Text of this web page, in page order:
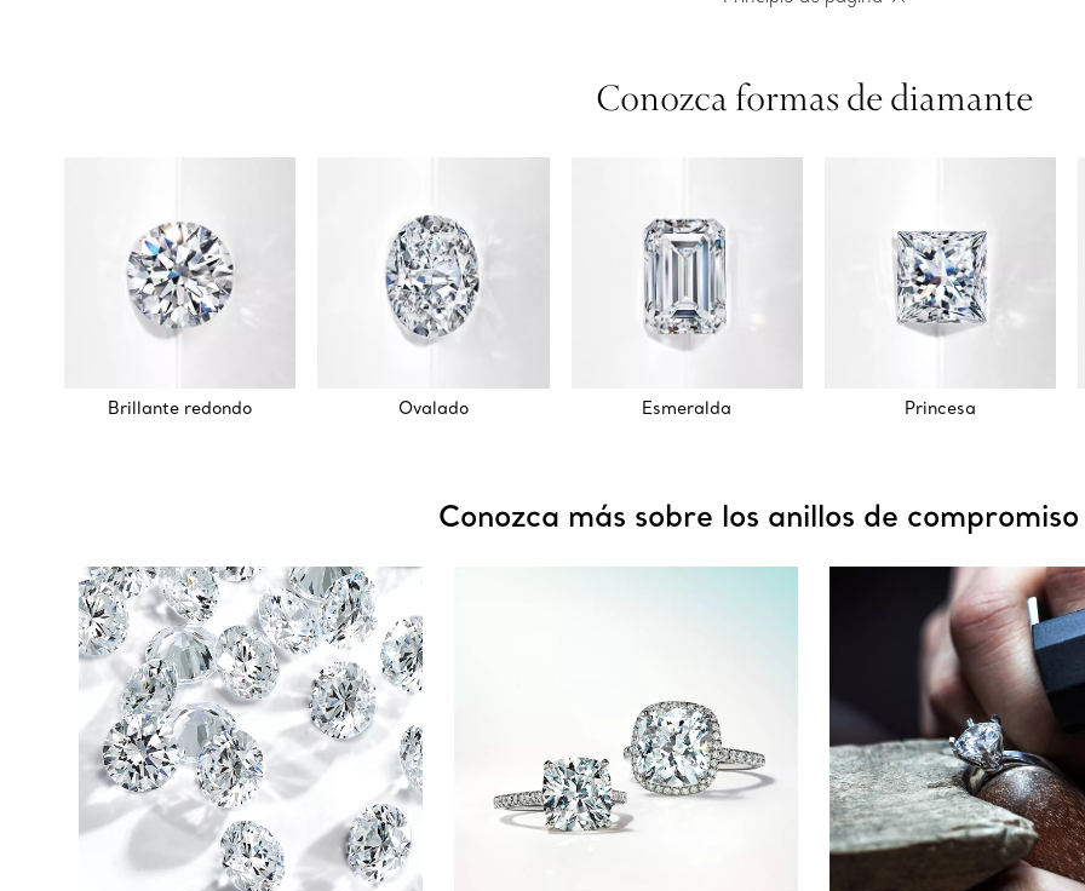
Conozca formas de diamante
Brillante redondo Ovalado Esmeralda Princesa
Conozca más sobre los anillos de